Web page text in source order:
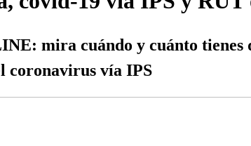
mira cuándo y cuánto tienes
coronavirus vía IPS